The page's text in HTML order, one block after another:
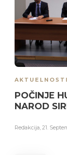
AKTUELNOSTI
POČINJE
NAROD
Redakcija, 21.